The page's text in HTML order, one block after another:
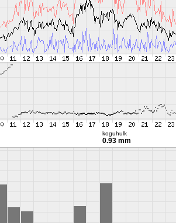
koguhulk
0.93 mm